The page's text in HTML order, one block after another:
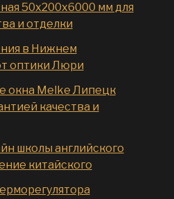
50x200x6000 мм для
и отделки
в Нижнем
оптики Люри
окна Melke Липецк
качества и
школы английского
китайского